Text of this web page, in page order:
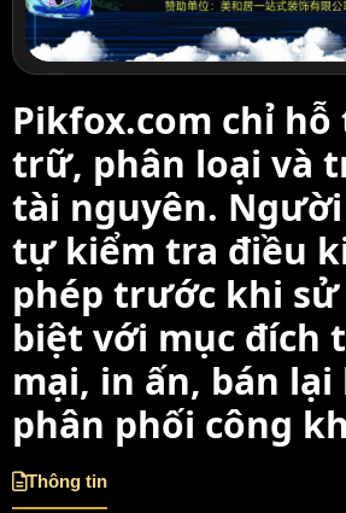
Pikfox.com chỉ
trữ, phân loại và
tài nguyên.
tự kiểm tra điều
phép trước khi sử
biệt với mục đích
mại, in ấn, bán lại
phân phối công
Thông tin